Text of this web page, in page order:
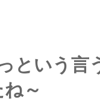
という言
～